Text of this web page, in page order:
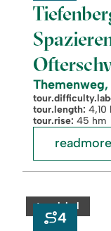
tour.length: 4,10
tour.rise: 45 hm
Moor
Ofterschwang
readmore
category:
tour.label
4
readmore:
Rundwanderung
Ofterschwang